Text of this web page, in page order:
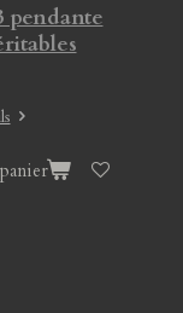
pendante